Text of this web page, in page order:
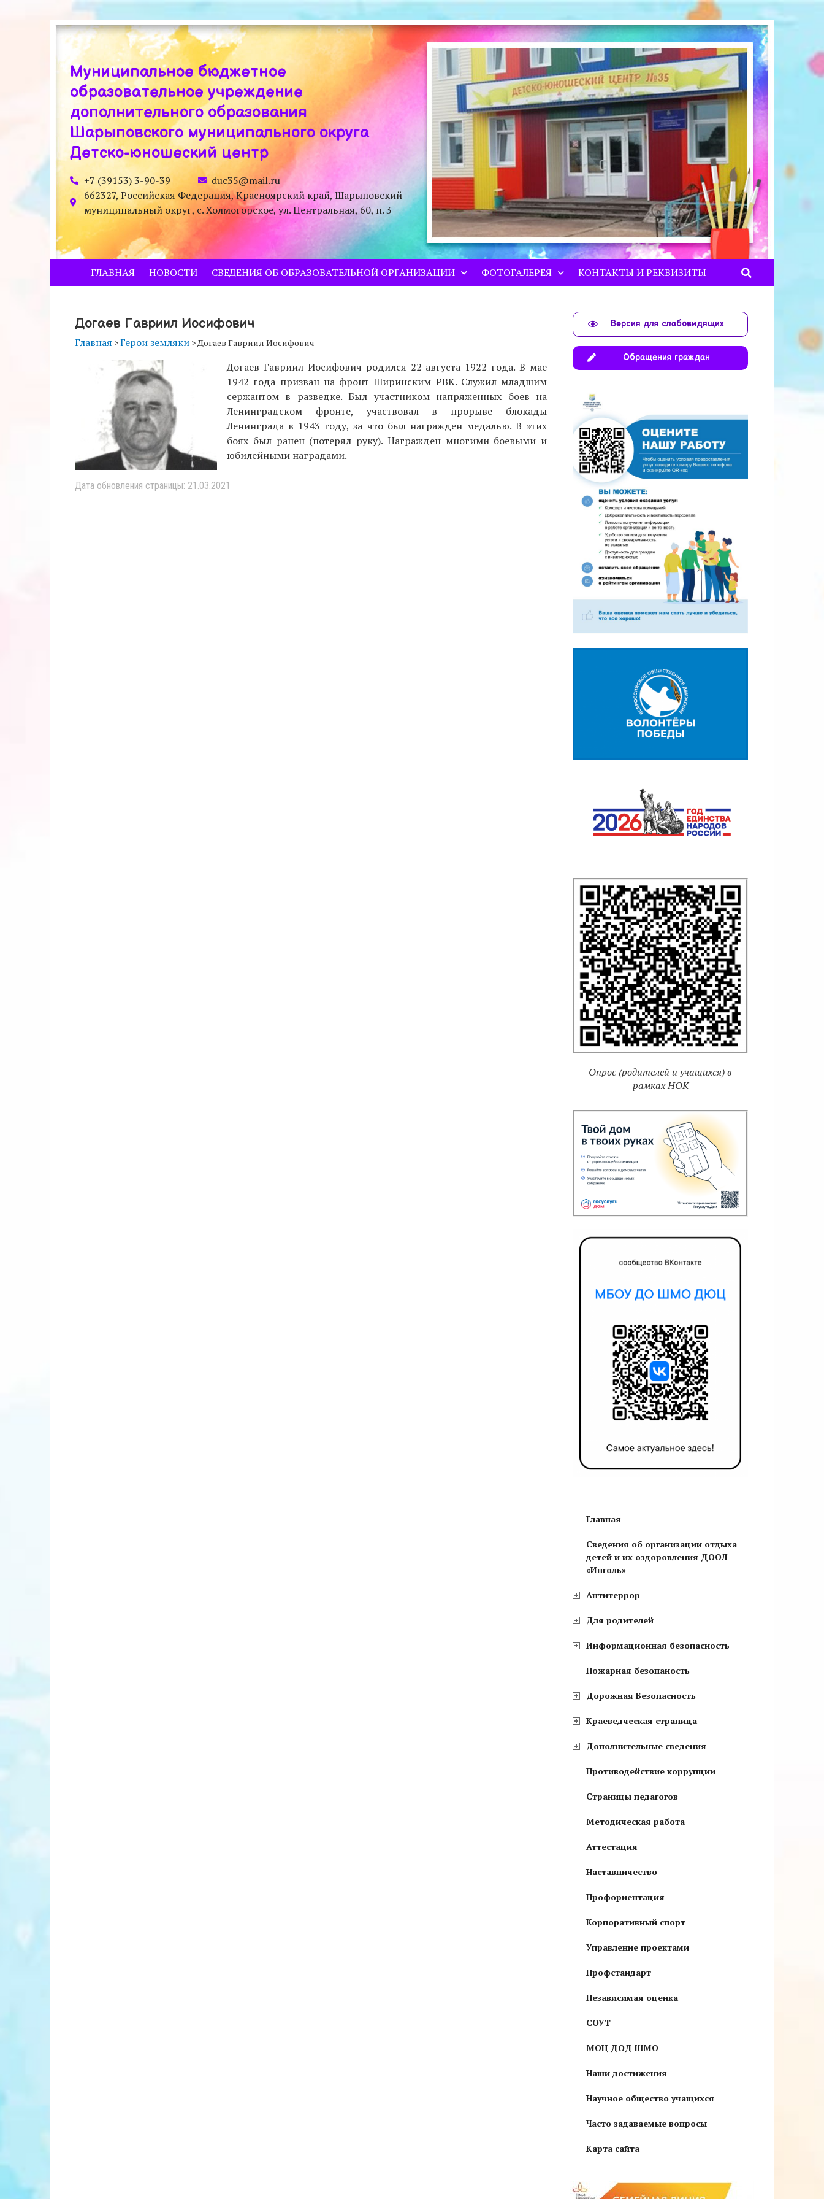
Муниципальное бюджетное
образовательное учреждение
дополнительного образования
Шарыповского муниципального округа
Детско-юношеский центр
+7 (39153) 3-90-39
duc35@mail.ru
662327, Российская Федерация, Красноярский край, Шарыповский
муниципальный округ, с. Холмогорское, ул. Центральная, 60, п. 3
ГЛАВНАЯ НОВОСТИ СВЕДЕНИЯ ОБ ОБРАЗОВАТЕЛЬНОЙ ОРГАНИЗАЦИИ ФОТОГАЛЕРЕЯ КОНТАКТЫ И РЕКВИЗИТЫ
Догаев Гавриил Иосифович
Главная >Герои земляки >Догаев Гавриил Иосифович
Догаев Гавриил Иосифович родился 22 августа 1922 года. В мае
1942 года призван на фронт Ширинским РВК. Служил младшим
сержантом в разведке. Был участником напряженных боев на
Ленинградском фронте, участвовал в прорыве блокады
Ленинграда в 1943 году, за что был награжден медалью. В этих
боях был ранен (потерял руку). Награжден многими боевыми и
юбилейными наградами.
Дата обновления страницы: 21.03.2021
Версия для слабовидящих
Обращения граждан
Опрос (родителей и учащихся) в
рамках НОК
Главная
Сведения об организации отдыха
детей и их оздоровления ДООЛ
«Инголь»
Антитеррор
Для родителей
Информационная безопасность
Пожарная безопаность
Дорожная Безопасность
Краеведческая страница
Дополнительные сведения
Противодействие коррупции
Страницы педагогов
Методическая работа
Аттестация
Наставничество
Профориентация
Корпоративный спорт
Управление проектами
Профстандарт
Независимая оценка
СОУТ
МОЦ ДОД ШМО
Наши достижения
Научное общество учащихся
Часто задаваемые вопросы
Карта сайта